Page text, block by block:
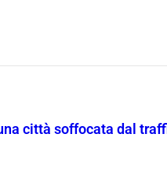
città soffocata dal